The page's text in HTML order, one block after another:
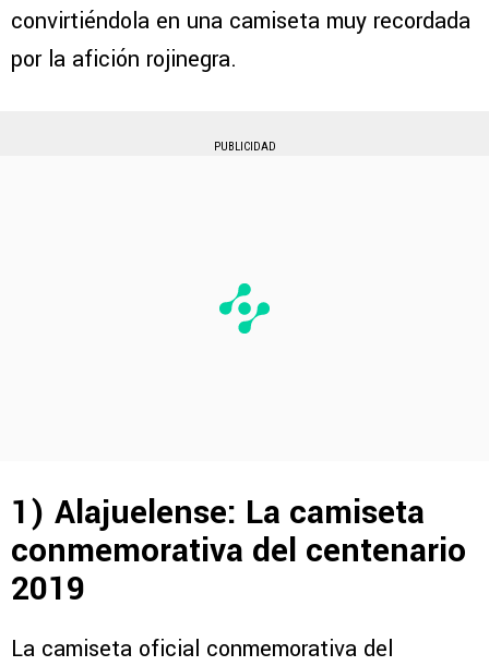
convirtiéndola en una camiseta muy recordada
por la afición rojinegra.
PUBLICIDAD
1) Alajuelense: La camiseta
conmemorativa del centenario
2019
La camiseta oficial conmemorativa del